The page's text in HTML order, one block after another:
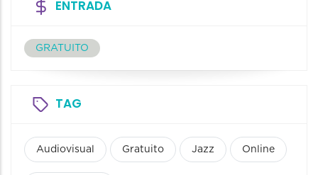
ENTRADA
GRATUITO
TAG
Audiovisual Gratuito Jazz Online